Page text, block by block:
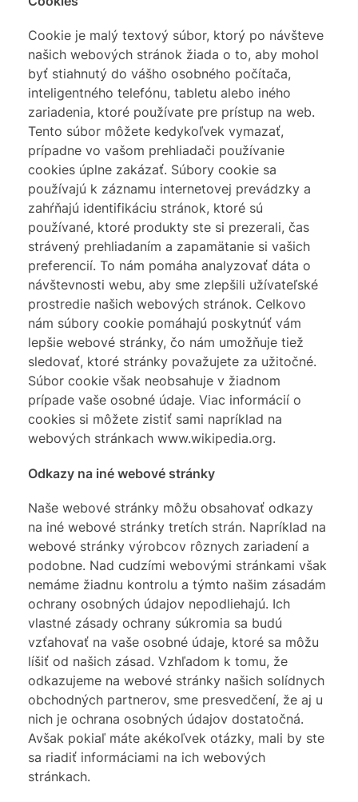
Cookie je malý textový súbor, ktorý po návšteve
našich webových stránok žiada o to, aby mohol
byť stiahnutý do vášho osobného počítača,
inteligentného telefónu, tabletu alebo iného
zariadenia, ktoré používate pre prístup na web.
Tento súbor môžete kedykoľvek vymazať,
prípadne vo vašom prehliadači používanie
cookies úplne zakázať. Súbory cookie sa
používajú k záznamu internetovej prevádzky a
zahŕňajú identifikáciu stránok, ktoré sú
používané, ktoré produkty ste si prezerali, čas
strávený prehliadaním a zapamätanie si vašich
preferencií. To nám pomáha analyzovať dáta o
návštevnosti webu, aby sme zlepšili užívateľské
prostredie našich webových stránok. Celkovo
nám súbory cookie pomáhajú poskytnúť vám
lepšie webové stránky, čo nám umožňuje tiež
sledovať, ktoré stránky považujete za užitočné.
Súbor cookie však neobsahuje v žiadnom
prípade vaše osobné údaje. Viac informácií o
cookies si môžete zistiť sami napríklad na
webových stránkach www.wikipedia.org.
Odkazy na iné webové stránky
Naše webové stránky môžu obsahovať odkazy
na iné webové stránky tretích strán. Napríklad na
webové stránky výrobcov rôznych zariadení a
podobne. Nad cudzími webovými stránkami však
nemáme žiadnu kontrolu a týmto našim zásadám
ochrany osobných údajov nepodliehajú. Ich
vlastné zásady ochrany súkromia sa budú
vzťahovať na vaše osobné údaje, ktoré sa môžu
líšiť od našich zásad. Vzhľadom k tomu, že
odkazujeme na webové stránky našich solídnych
obchodných partnerov, sme presvedčení, že aj u
nich je ochrana osobných údajov dostatočná.
Avšak pokiaľ máte akékoľvek otázky, mali by ste
sa riadiť informáciami na ich webových
stránkach.